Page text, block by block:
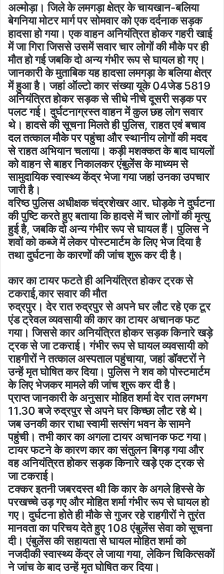
अल्मोड़ा। जिले के लमगड़ा क्षेत्र के चायखान-बलिया
बेगनिया मोटर मार्ग पर सोमवार को एक दर्दनाक सड़क
हादसा हो गया। एक वाहन अनियंत्रित होकर गहरी खाई
में जा गिरा जिससे उसमें सवार चार लोगों की मौके पर ही
मौत हो गई जबकि दो अन्य गंभीर रूप से घायल हो गए।
जानकारी के मुताबिक यह हादसा लमगड़ा के बलिया क्षेत्र
में हुआ है। जहां ऑल्टो कार संख्या यूके 04जेड 5819
अनियंत्रित होकर सड़क से सीधे नीचे दूसरी सड़क पर
पलट गई। दुर्घटनाग्रस्त वाहन में कुल छह लोग सवार
थे। हादसे की सूचना मिलते ही पुलिस, राहत एवं बचाव
दल तत्काल मौके पर पहुंचा और स्थानीय लोगों की मदद
से राहत अभियान चलाया। कड़ी मशक्कत के बाद घायलों
को वाहन से बाहर निकालकर एंबुलेंस के माध्यम से
सामुदायिक स्वास्थ्य केंद्र भेजा गया जहां उनका उपचार
जारी है।
वरिष्ठ पुलिस अधीक्षक चंद्रशेखर आर. घोड़के ने दुर्घटना
की पुष्टि करते हुए बताया कि हादसे में चार लोगों की मृत्यु
हुई है, जबकि दो अन्य गंभीर रूप से घायल हैं। पुलिस ने
शवों को कब्जे में लेकर पोस्टमार्टम के लिए भेज दिया है
तथा दुर्घटना के कारणों की जांच शुरू कर दी है।
कार का टायर फटते ही अनियंत्रित होकर ट्रक से
टकराई,कार सवार की मौत
रुद्रपुर। देर रात रुद्रपुर से अपने घर लौट रहे एक टूर
एंड ट्रेवल व्यवसायी की कार का टायर अचानक फट
गया। जिससे कार अनियंत्रित होकर सड़क किनारे खड़े
ट्रक से जा टकराई। गंभीर रूप से घायल व्यवसायी को
राहगीरों ने तत्काल अस्पताल पहुंचाया, जहां डॉक्टरों ने
उन्हें मृत घोषित कर दिया। पुलिस ने शव को पोस्टमार्टम
के लिए भेजकर मामले की जांच शुरू कर दी है।
प्राप्त जानकारी के अनुसार मोहित शर्मा देर रात लगभग
11.30 बजे रुद्रपुर से अपने घर किच्छा लौट रहे थे।
जब उनकी कार राधा स्वामी सत्संग भवन के सामने
पहुंची। तभी कार का अगला टायर अचानक फट गया।
टायर फटने के कारण कार का संतुलन बिगड़ गया और
वह अनियंत्रित होकर सड़क किनारे खड़े एक ट्रक से
जा टकराई।
टक्कर इतनी जबरदस्त थी कि कार के अगले हिस्से के
परखच्चे उड़ गए और मोहित शर्मा गंभीर रूप से घायल हो
गए। दुर्घटना होते ही मौके से गुजर रहे राहगीरों ने तुरंत
मानवता का परिचय देते हुए 108 एंबुलेंस सेवा को सूचना
दी। एंबुलेंस की सहायता से घायल मोहित शर्मा को
नजदीकी स्वास्थ्य केंद्र ले जाया गया, लेकिन चिकित्सकों
ने जांच के बाद उन्हें मृत घोषित कर दिया।